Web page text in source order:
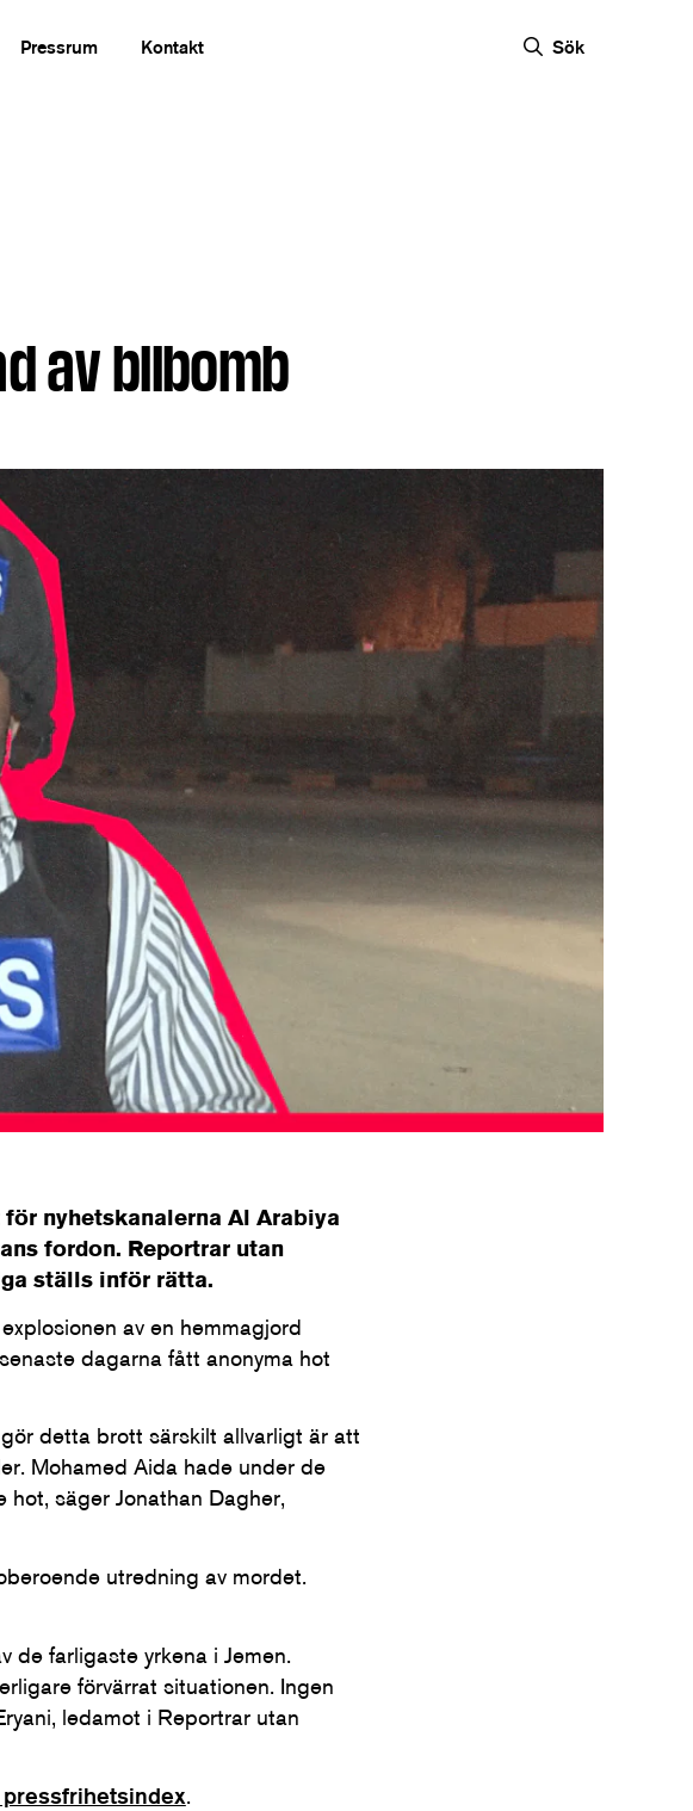
Pressrum Kontakt Sök
av bilbomb
nyhetskanalerna Al Arabiya
fordon. Reportrar utan
ställs inför rätta.
av en hemmagjord
dagarna fått anonyma hot
detta brott särskilt allvarligt är att
Mohamed Aida hade under de
säger Jonathan Dagher,
utredning av mordet.
de farligaste yrkena i Jemen.
förvärrat situationen. Ingen
ledamot i Reportrar utan
.